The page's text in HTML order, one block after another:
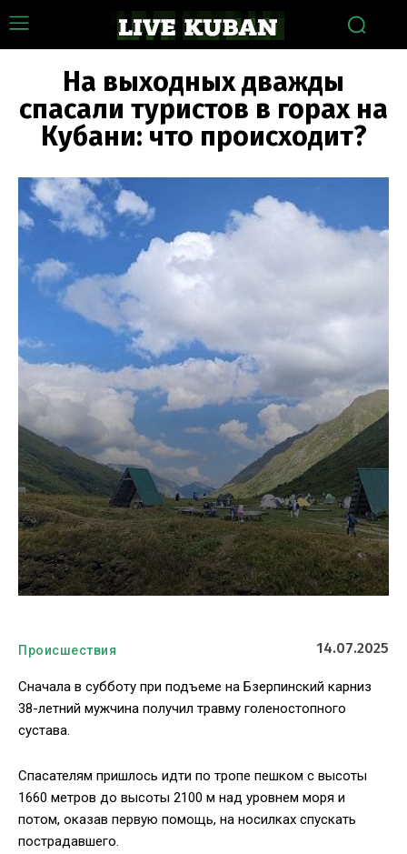
На выходных дважды
спасали туристов в горах на
Кубани: что происходит?
Происшествия 14.07.2025
Сначала в субботу при подъеме на Бзерпинский карниз
38-летний мужчина получил травму голеностопного
сустава.
Спасателям пришлось идти по тропе пешком с высоты
1660 метров до высоты 2100 м над уровнем моря и
потом, оказав первую помощь, на носилках спускать
пострадавшего.